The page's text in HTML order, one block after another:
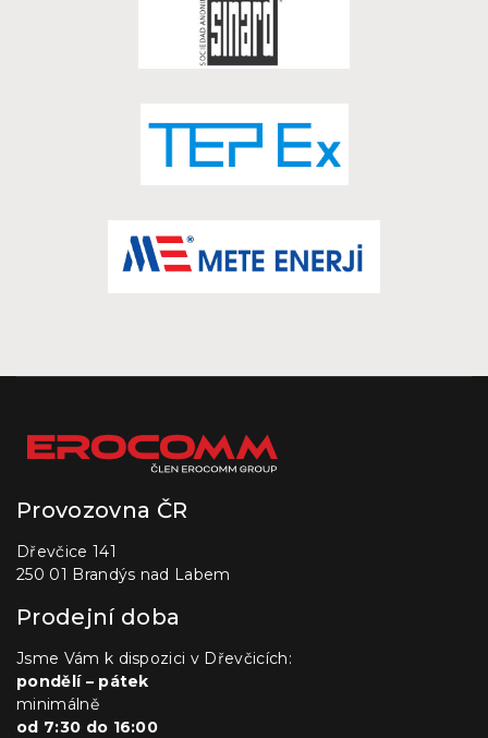
Provozovna ČR
Dřevčice 141
250 01 Brandýs nad Labem
Prodejní doba
Jsme Vám k dispozici v Dřevčicích:
pondělí – pátek
minimálně
od 7:30 do 16:00